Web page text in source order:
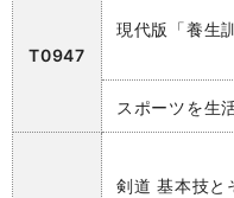
T0947
現代版「養生訓
スポーツを生
剣道 基本技と